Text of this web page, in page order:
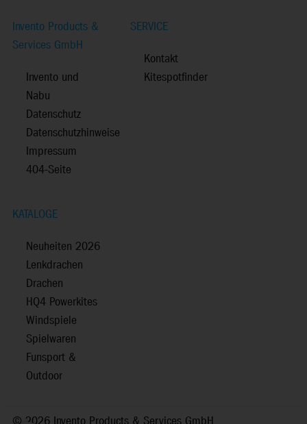
Invento Products &
Services GmbH
Invento und
Nabu
Datenschutz
Datenschutzhinweise
Impressum
404-Seite
SERVICE
Kontakt
Kitespotfinder
KATALOGE
Neuheiten 2026
Lenkdrachen
Drachen
HQ4 Powerkites
Windspiele
Spielwaren
Funsport &
Outdoor